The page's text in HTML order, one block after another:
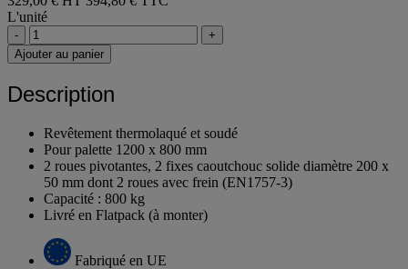
L'unité
-
+
Ajouter au panier
Description
Revêtement thermolaqué et soudé
Pour palette 1200 x 800 mm
2 roues pivotantes, 2 fixes caoutchouc solide diamètre 200 x
50 mm dont 2 roues avec frein (EN1757-3)
Capacité : 800 kg
Livré en Flatpack (à monter)
Fabriqué en UE